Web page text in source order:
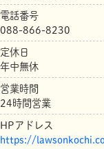
電話番号
088-866-8230
定休日
年中無休
営業時間
24時間営業
HPアドレス
https://